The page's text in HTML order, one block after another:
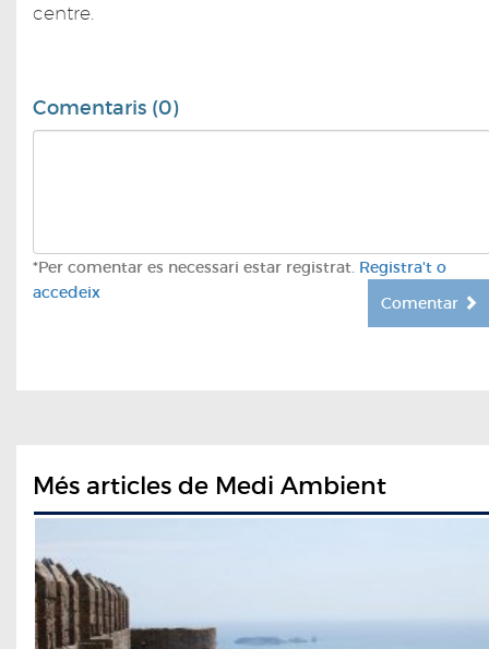
centre.
Comentaris (0)
*Per comentar es necessari estar registrat. Registra't o
accedeix
Comentar
Més articles de Medi Ambient